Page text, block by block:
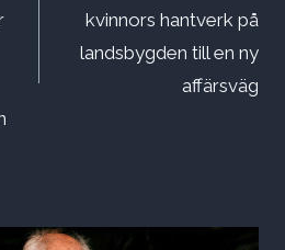
kvinnors hantverk på
landsbygden till en ny
affärsväg